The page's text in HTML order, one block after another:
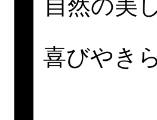
自然の美
喜びやき